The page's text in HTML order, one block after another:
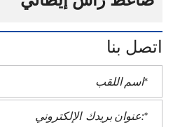
اتصل بنا